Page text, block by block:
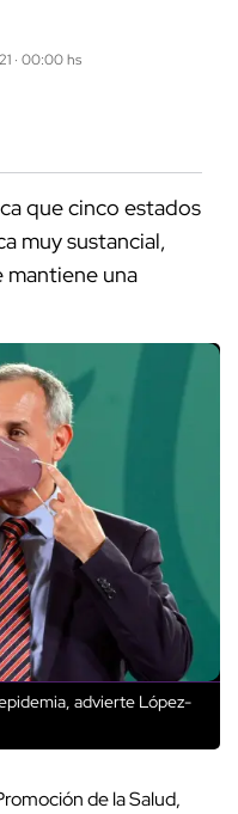
· 00:00 hs
que cinco estados
muy sustancial,
mantiene una
advierte López-
de la Salud,